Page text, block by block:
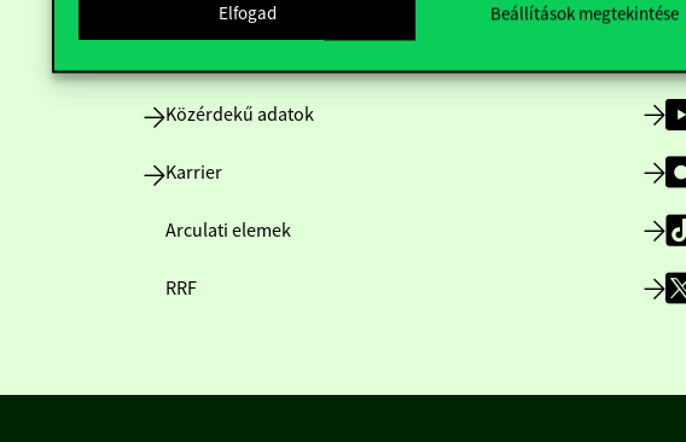
Elfogad Beállítások megtekintése
Közérdekű adatok
Karrier
Arculati elemek
RRF